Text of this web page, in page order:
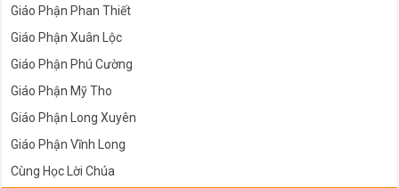
Giáo Phận Phan Thiết
Giáo Phận Xuân Lộc
Giáo Phận Phú Cường
Giáo Phận Mỹ Tho
Giáo Phận Long Xuyên
Giáo Phận Vĩnh Long
Cùng Học Lời Chúa